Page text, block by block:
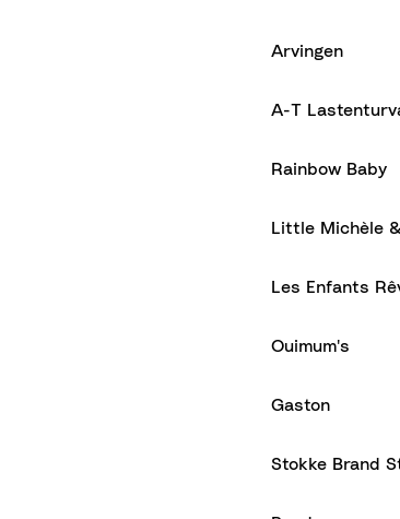
Arvingen
A-T
Rainbow Baby
Little Michèle
Les Enfants
Ouimum's
Gaston
Stokke Brand